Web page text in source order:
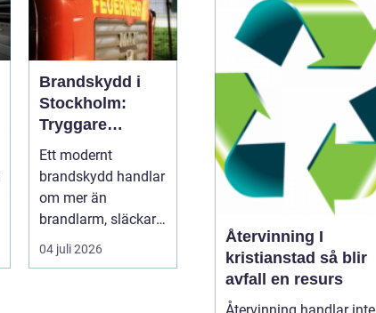
Brandskydd i
Stockholm:
Tryggare
byggnader med
rätt kunskap
Ett modernt
brandskydd handlar
om mer än
brandlarm, släckare
och sprinklers. För
att ...
04 juli 2026
till långvarig stress och
ångest. Under senare år
har intresset ökat för hur
icke-farmakologiska
metoder, som specia...
Återvinning I
kristianstad så blir
avfall en resurs